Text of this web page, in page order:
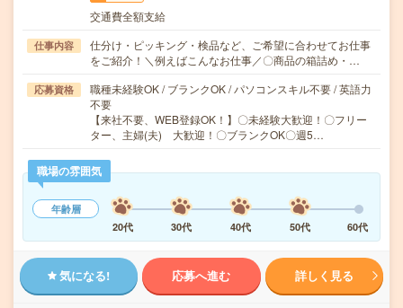
交通費全額支給
仕事内容
仕分け・ピッキング・検品など、ご希望に合わせてお仕事
をご紹介！＼例えばこんなお仕事／〇商品の箱詰め・…
応募資格
職種未経験OK / ブランクOK / パソコンスキル不要 / 英語力
不要
【来社不要、WEB登録OK！】〇未経験大歓迎！〇フリー
ター、主婦(夫) 大歓迎！〇ブランクOK〇週5…
職場の雰囲気
年齢層
20代
30代 40代 50代 60代
気になる! 応募へ進む 詳しく見る